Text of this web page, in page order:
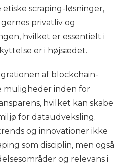
scraping-løsninger,
privatliv og
hvilket er essentielt i
er i højsædet.
af blockchain-
muligheder inden for
hvilket kan skabe
for dataudveksling.
og innovationer ikke
som disciplin, men også
og relevans i